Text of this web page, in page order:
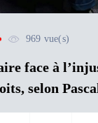
969 vue(s)
face à
selon